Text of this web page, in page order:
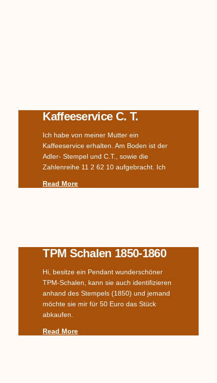
Kaffeeservice C. T.
Ich habe von meiner Mutter ein
Kaffeeservice erhalten. Am Boden ist der
Adler- Stempel und C.T., sowie die
Zahlenreihe 11 2 62 10 aufgebracht. Ich
Read More
TPM Schalen 1850-1860
Hi, besitze ein Pendant wunderschöner
TPM-Schalen, kann sie auch identifizieren
anhand des Stempels (1850) und jemand
möchte sie mir für 50 Euro das Stück
abkaufen.
Read More